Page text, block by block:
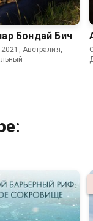
Бондай Бич
2021, Австралия,